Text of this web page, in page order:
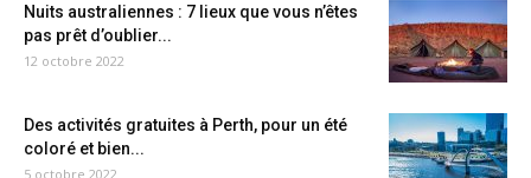
Nuits australiennes : 7 lieux que vous n’êtes
pas prêt d’oublier...
12 octobre 2022
Des activités gratuites à Perth, pour un été
coloré et bien...
5 octobre 2022